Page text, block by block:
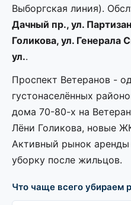
Выборгская линия).
Дачный пр., ул.
Голикова, ул. Генерала
ул..
Проспект Ветеранов -
густонаселённых
дома 70-80-х на
Лёни Голикова, новые
Активный рынок аренды
уборку после жильцов.
Что чаще всего убираем